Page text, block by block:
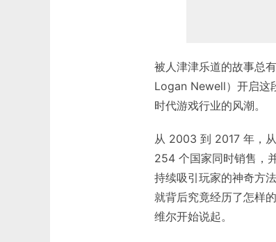
被人津津乐道的故事总
Logan Newell）开启这
时代游戏行业的风潮。
从 2003 到 2017 年，
254 个国家同时销售，
持续吸引玩家的神奇方
就背后究竟经历了怎样
维尔开始说起。